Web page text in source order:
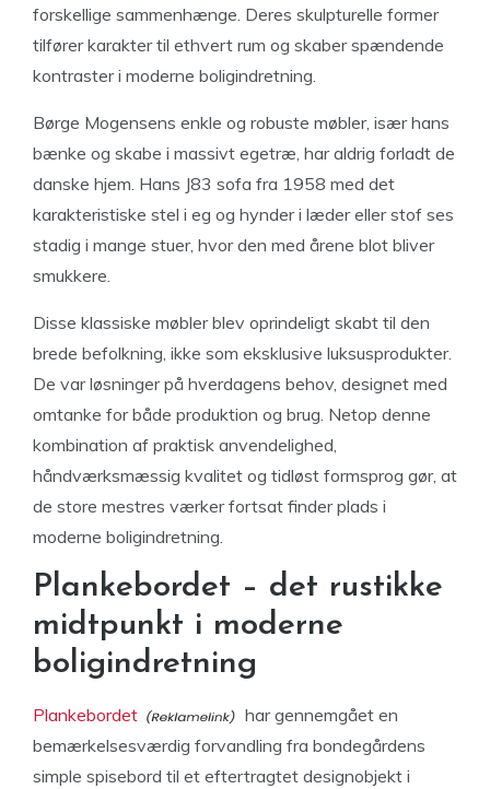
forskellige sammenhænge. Deres skulpturelle former
tilfører karakter til ethvert rum og skaber spændende
kontraster i moderne boligindretning.
Børge Mogensens enkle og robuste møbler, især hans
bænke og skabe i massivt egetræ, har aldrig forladt de
danske hjem. Hans J83 sofa fra 1958 med det
karakteristiske stel i eg og hynder i læder eller stof ses
stadig i mange stuer, hvor den med årene blot bliver
smukkere.
Disse klassiske møbler blev oprindeligt skabt til den
brede befolkning, ikke som eksklusive luksusprodukter.
De var løsninger på hverdagens behov, designet med
omtanke for både produktion og brug. Netop denne
kombination af praktisk anvendelighed,
håndværksmæssig kvalitet og tidløst formsprog gør, at
de store mestres værker fortsat finder plads i
moderne boligindretning.
Plankebordet – det rustikke
midtpunkt i moderne
boligindretning
Plankebordet
har gennemgået en
bemærkelsesværdig forvandling fra bondegårdens
simple spisebord til et eftertragtet designobjekt i